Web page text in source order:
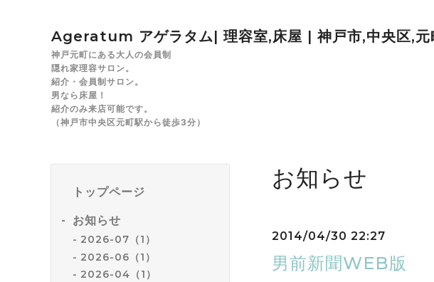
Ageratum アゲラタム| 理容室,床屋 | 神戸市,中央区,元
神戸元町にある大人の会員制
隠れ家理容サロン。
紹介・会員制サロン。
男なら床屋！
紹介のみ来店可能です。
（神戸市中央区元町駅から徒歩3分）
トップページ
お知らせ
2026-07（1）
2026-06（1）
2026-04（1）
お知らせ
2014/04/30 22:27
男前新聞WEB版